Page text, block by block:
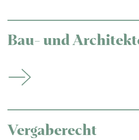
Bau- und
Vergaberecht